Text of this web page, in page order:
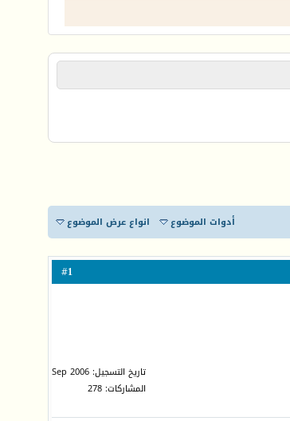
أدوات الموضوع انواع عرض الموضوع
1
تاريخ التسجيل: Sep 2006
المشاركات: 278